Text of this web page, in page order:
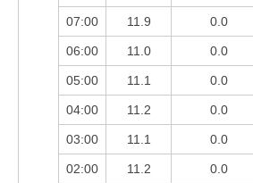
07:00 11.9 0.0
06:00 11.0 0.0
05:00 11.1 0.0
04:00 11.2 0.0
03:00 11.1 0.0
02:00 11.2 0.0